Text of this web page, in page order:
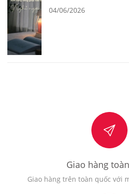
04/06/2026
Giao hàng
Giao hàng trên toàn quốc với